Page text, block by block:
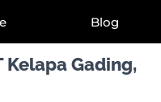
Blog
Kelapa Gading,